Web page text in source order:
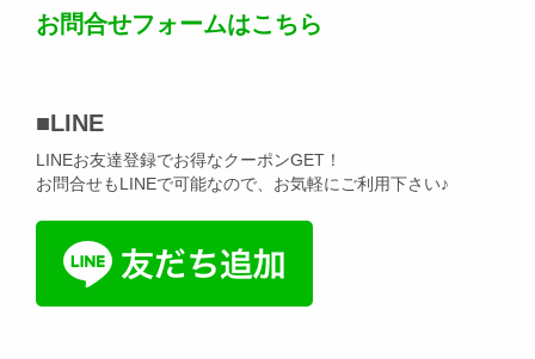
お問合せフォームはこちら
■LINE
LINEお友達登録でお得なクーポンGET！
お問合せもLINEで可能なので、お気軽にご利用下さい♪